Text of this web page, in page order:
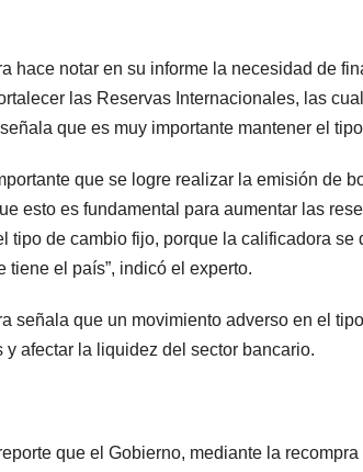
hace notar en su informe la necesidad de
las Reservas Internacionales, las
que es muy importante mantener el
que se logre realizar la emisión de
esto es fundamental para aumentar las
tipo de cambio fijo, porque la calificadora
el país”, indicó el experto.
señala que un movimiento adverso en el
afectar la liquidez del sector bancario.
que el Gobierno, mediante la